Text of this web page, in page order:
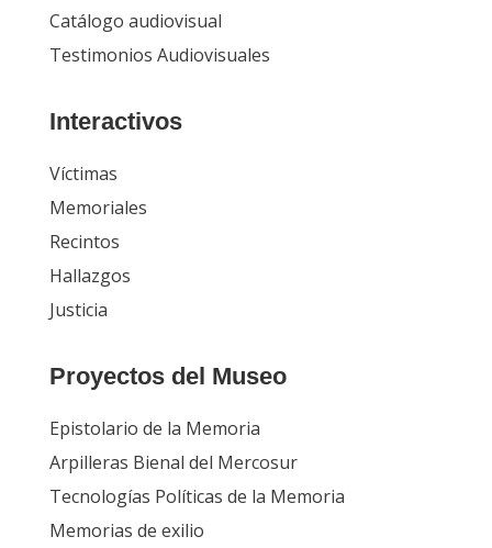
Catálogo audiovisual
Testimonios Audiovisuales
Interactivos
Víctimas
Memoriales
Recintos
Hallazgos
Justicia
Proyectos del Museo
Epistolario de la Memoria
Arpilleras Bienal del Mercosur
Tecnologías Políticas de la Memoria
Memorias de exilio